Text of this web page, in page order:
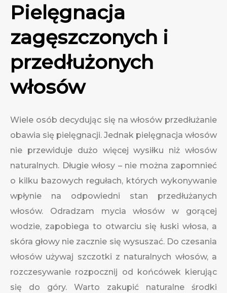
Pielęgnacja
zagęszczonych i
przedłużonych
włosów
Wiele osób decydując się na włosów przedłużanie
obawia się pielęgnacji. Jednak pielęgnacja włosów
nie przewiduje dużo więcej wysiłku niż włosów
naturalnych. Długie włosy – nie można zapomnieć
o kilku bazowych regułach, których wykonywanie
wpłynie na odpowiedni stan przedłużanych
włosów. Odradzam mycia włosów w gorącej
wodzie, zapobiega to otwarciu się łuski włosa, a
skóra głowy nie zacznie się wysuszać. Do czesania
włosów używaj szczotki z naturalnych włosów, a
rozczesywanie rozpocznij od końcówek kierując
się do góry. Warto zakupić naturalne środki